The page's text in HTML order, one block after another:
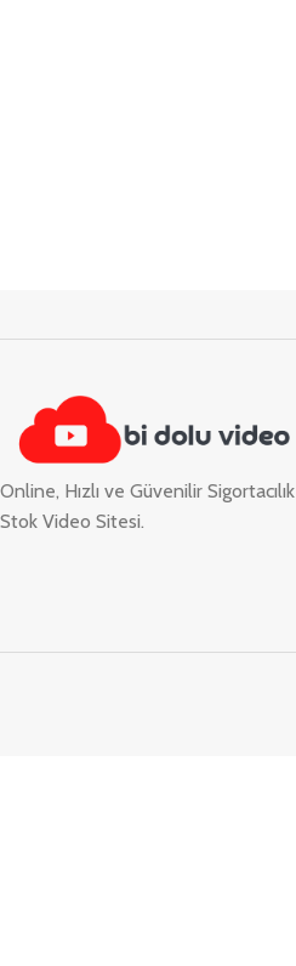
Online, Hızlı ve Güvenilir Sigortacılık
Stok Video Sitesi.